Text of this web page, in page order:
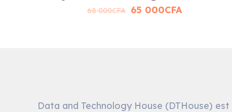
68 000CFA
Original
65 000CFACurrent
Data and Technology House (DTHouse) est